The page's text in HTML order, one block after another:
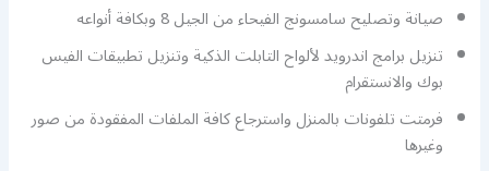
صيانة وتصليح سامسونج الفيحاء من الجيل 8 وبكافة أنواعه
تنزيل برامج اندرويد لألواح التابلت الذكية وتنزيل تطبيقات الفيس
بوك والانستقرام
فرمتت تلفونات بالمنزل واسترجاع كافة الملفات المفقودة من صور
وغيرها